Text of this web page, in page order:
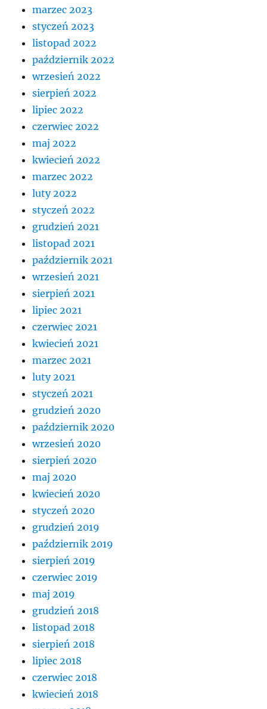
marzec 2023
styczeń 2023
listopad 2022
październik 2022
wrzesień 2022
sierpień 2022
lipiec 2022
czerwiec 2022
maj 2022
kwiecień 2022
marzec 2022
luty 2022
styczeń 2022
grudzień 2021
listopad 2021
październik 2021
wrzesień 2021
sierpień 2021
lipiec 2021
czerwiec 2021
kwiecień 2021
marzec 2021
luty 2021
styczeń 2021
grudzień 2020
październik 2020
wrzesień 2020
sierpień 2020
maj 2020
kwiecień 2020
styczeń 2020
grudzień 2019
październik 2019
sierpień 2019
czerwiec 2019
maj 2019
grudzień 2018
listopad 2018
sierpień 2018
lipiec 2018
czerwiec 2018
kwiecień 2018